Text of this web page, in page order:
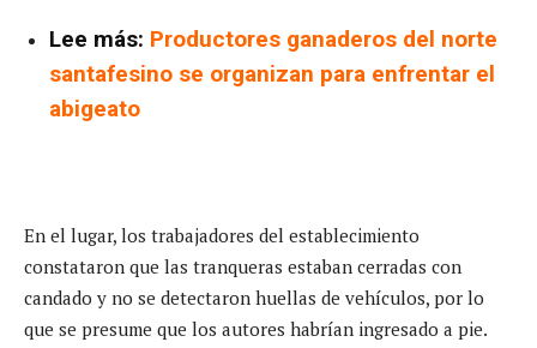
Lee más: Productores ganaderos del norte
santafesino se organizan para enfrentar el
abigeato
En el lugar, los trabajadores del establecimiento
constataron que las tranqueras estaban cerradas con
candado y no se detectaron huellas de vehículos, por lo
que se presume que los autores habrían ingresado a pie.